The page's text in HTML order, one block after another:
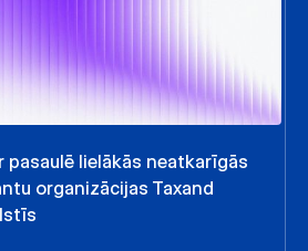
pasaulē lielākās neatkarīgās
organizācijas Taxand